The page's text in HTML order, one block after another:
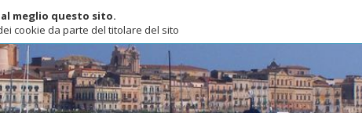
questo sito.
da parte del titolare del sito